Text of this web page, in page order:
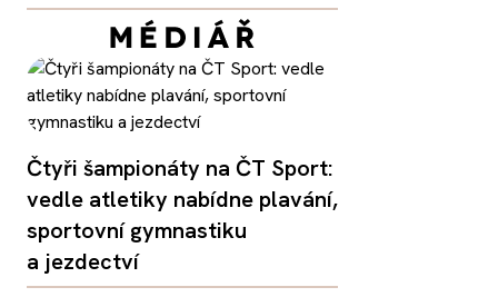
Čtyři šampionáty na ČT Sport:
vedle atletiky nabídne plavání,
sportovní gymnastiku
a jezdectví